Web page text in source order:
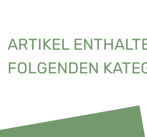
ARTIKEL
FOLGENDEN